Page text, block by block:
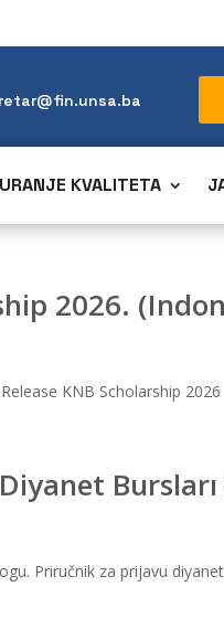
KVALITETA
2026.
KNB Scholarship 2026
Bursları
Priručnik za prijavu